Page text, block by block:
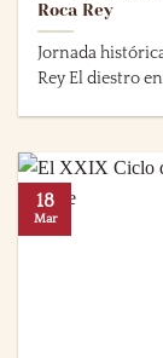
Roca Rey
Jornada
Rey El diestro
18
Mar